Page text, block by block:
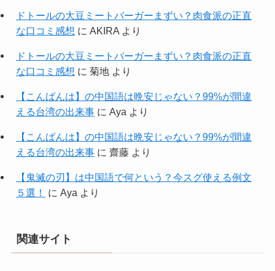
ドトールの大豆ミートバーガーまずい？肉食派の正直
な口コミ感想 に AKIRAより
ドトールの大豆ミートバーガーまずい？肉食派の正直
な口コミ感想 に 菊地より
【こんばんは】の中国語は晩安じゃない？99%が間違
える台湾の出来事に Aya より
【こんばんは】の中国語は晩安じゃない？99%が間違
える台湾の出来事に 齋藤より
【鬼滅の刃】は中国語で何という？今スグ使える例文
５選！
に Aya より
関連サイト